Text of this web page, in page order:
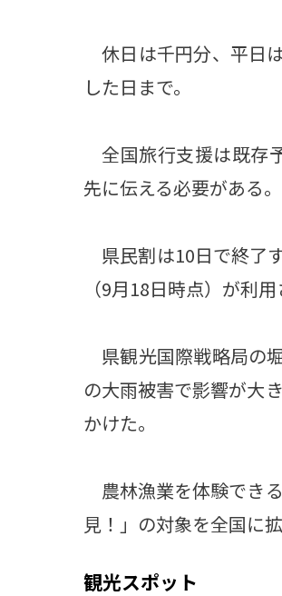
休日は千円分、平日
した日まで。
全国旅行支援は既存
先に伝える必要がある
県民割は10日で終了
（9月18日時点）が利用
県観光国際戦略局の
の大雨被害で影響が大
かけた。
農林漁業を体験でき
見！」の対象を全国に
観光スポット
ご当地グルメ